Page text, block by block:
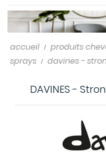
accueil produits
sprays
davines -
DAVINES -